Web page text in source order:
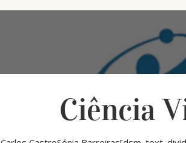
Ciência